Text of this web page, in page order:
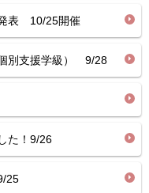
発表 10/25開催
別支援学級） 9/28
た！9/26
25